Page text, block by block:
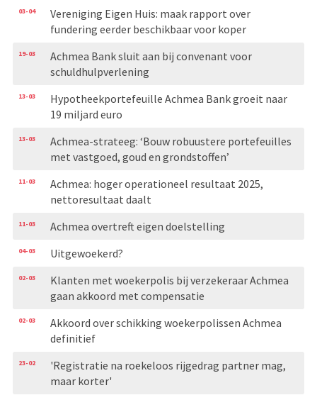
03-04
Vereniging Eigen Huis: maak rapport over
fundering eerder beschikbaar voor koper
19-03
Achmea Bank sluit aan bij convenant voor
schuldhulpverlening
13-03
Hypotheekportefeuille Achmea Bank groeit naar
19 miljard euro
13-03
Achmea-strateeg: ‘Bouw robuustere portefeuilles
met vastgoed, goud en grondstoffen’
11-03
Achmea: hoger operationeel resultaat 2025,
nettoresultaat daalt
11-03 Achmea overtreft eigen doelstelling
04-03 Uitgewoekerd?
02-03
Klanten met woekerpolis bij verzekeraar Achmea
gaan akkoord met compensatie
02-03
Akkoord over schikking woekerpolissen Achmea
definitief
23-02
'Registratie na roekeloos rijgedrag partner mag,
maar korter'